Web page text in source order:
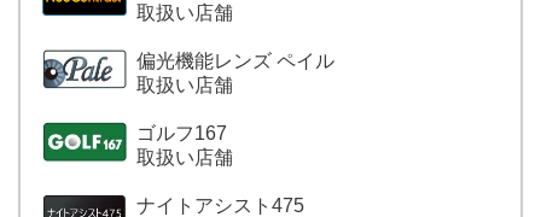
取扱い店舗
偏光機能レンズ ペイル
取扱い店舗
ゴルフ167
取扱い店舗
ナイトアシスト 475